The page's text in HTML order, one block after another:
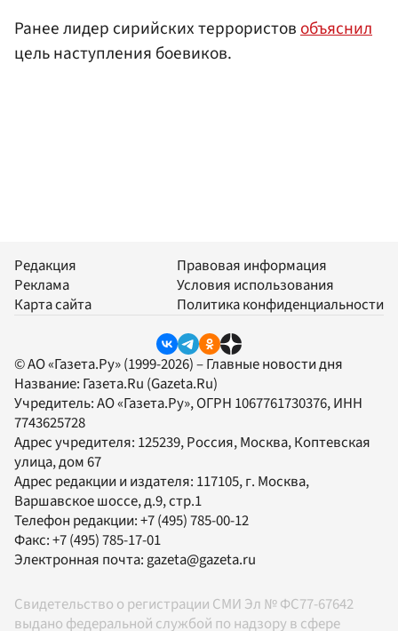
Ранее лидер сирийских террористовобъяснил
цель наступления боевиков.
Редакция
Реклама
Карта сайта
Правовая информация
Условия использования
Политика конфиденциальности
© АО «Газета.Ру» (1999-2026) – Главные новости дня
Название: Газета.Ru (Gazeta.Ru)
Учредитель:АО «Газета.Ру», ОГРН 1067761730376, ИНН
7743625728
Адрес учредителя: 125239, Россия, Москва, Коптевская
улица, дом 67
Адрес редакции и издателя: 117105, г. Москва,
Варшавское шоссе, д.9, стр.1
Телефон редакции:+7 (495) 785-00-12
Факс:+7 (495) 785-17-01
Электронная почта: gazeta@gazeta.ru
Свидетельство о регистрации СМИ Эл № ФС77-67642
выдано федеральной службой по надзору в сфере